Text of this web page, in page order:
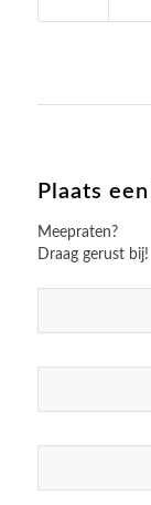
Plaats
Meepraten?
Draag gerust bij!